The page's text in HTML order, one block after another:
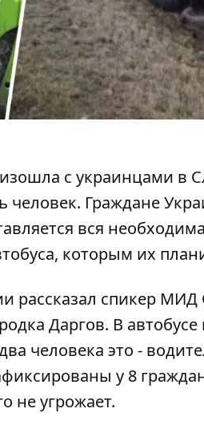
с украинцами в
Граждане
вся
которым их
рассказал спикер
Даргов. В
человека это -
у 8
не угрожает.